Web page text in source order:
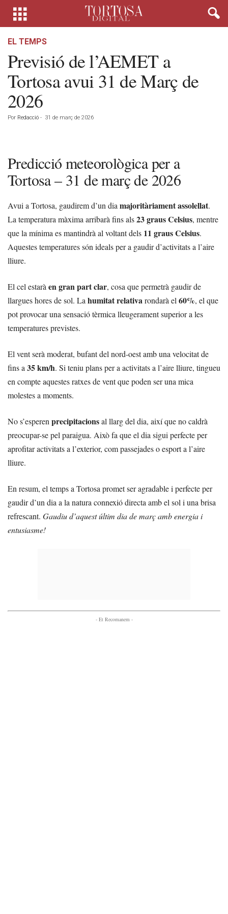
EL TEMPS
Previsió de l’AEMET a
Tortosa avui 31 de Març de
2026
Por Redacció - 31 de març de 2026
Predicció meteorològica per a
Tortosa – 31 de març de 2026
Avui a Tortosa, gaudirem d’un dia majoritàriament assolellat.
La temperatura màxima arribarà fins als23 graus Celsius, mentre
que la mínima es mantindrà al voltant dels 11 graus Celsius.
Aquestes temperatures són ideals per a gaudir d’activitats a l’aire
lliure.
El cel estarà en gran part clar, cosa que permetrà gaudir de
llargues hores de sol. La humitat relativarondarà el 60%, el que
pot provocar una sensació tèrmica lleugerament superior a les
temperatures previstes.
El vent serà moderat, bufant del nord-oest amb una velocitat de
fins a 35 km/h. Si teniu plans per a activitats a l’aire lliure, tingueu
en compte aquestes ratxes de vent que poden ser una mica
molestes a moments.
No s’esperen precipitacionsal llarg del dia, així que no caldrà
preocupar-se pel paraigua. Això fa que el dia sigui perfecte per
aprofitar activitats a l’exterior, com passejades o esport a l’aire
lliure.
En resum, el temps a Tortosa promet ser agradable i perfecte per
gaudir d’un dia a la natura connexió directa amb el sol i una brisa
refrescant. Gaudiu d’aquest últim dia de març amb energia i
entusiasme!
- Et Recomanem -